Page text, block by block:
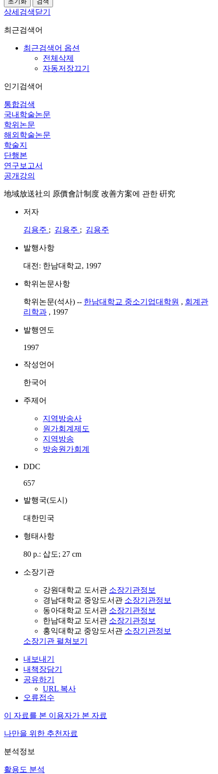
상세검색닫기
최근검색어
최근검색어 옵션
전체삭제
자동저장끄기
인기검색어
통합검색
국내학술논문
학위논문
해외학술논문
학술지
단행본
연구보고서
공개강의
地域放送社의 原價會計制度 改善方案에 관한 硏究
저자
김용주 ; 김용주 ; 김용주
발행사항
대전: 한남대학교, 1997
학위논문사항
학위논문(석사) -- 한남대학교 중소기업대학원 , 회계관
리학과 , 1997
발행연도
1997
작성언어
한국어
주제어
지역방송사
원가회계제도
지역방송
방송원가회계
DDC
657
발행국(도시)
대한민국
형태사항
80 p.: 삽도; 27 cm
소장기관
강원대학교 도서관 소장기관정보
경남대학교 중앙도서관 소장기관정보
동아대학교 도서관 소장기관정보
한남대학교 도서관 소장기관정보
홍익대학교 중앙도서관 소장기관정보
소장기관 펼쳐보기
내보내기
내책장담기
공유하기
URL 복사
오류접수
이 자료를 본 이용자가 본 자료
나만을 위한 추천자료
분석정보
활용도 분석